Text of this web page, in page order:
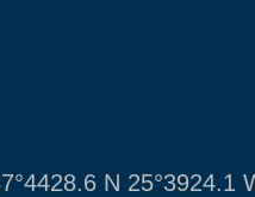
N 25°3924.1